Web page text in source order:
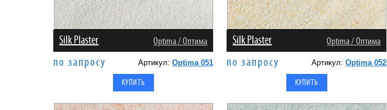
Silk Plaster Оptima / Оптима
по запросу Артикул:Optima 051
Silk Plaster Оptima / Оптима
по запросу Артикул:Optima 052